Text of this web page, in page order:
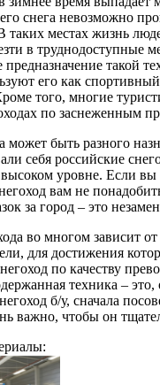
снега невозможно
таких местах жизнь
в труднодоступные
предназначение такой
его как
того, многие
по заснеженным
может быть разного
себя российские
уровне. Если
вам не
за город – это
во многом зависит
для достижения
по качеству
техника –
б/у, сначала
важно, чтобы он